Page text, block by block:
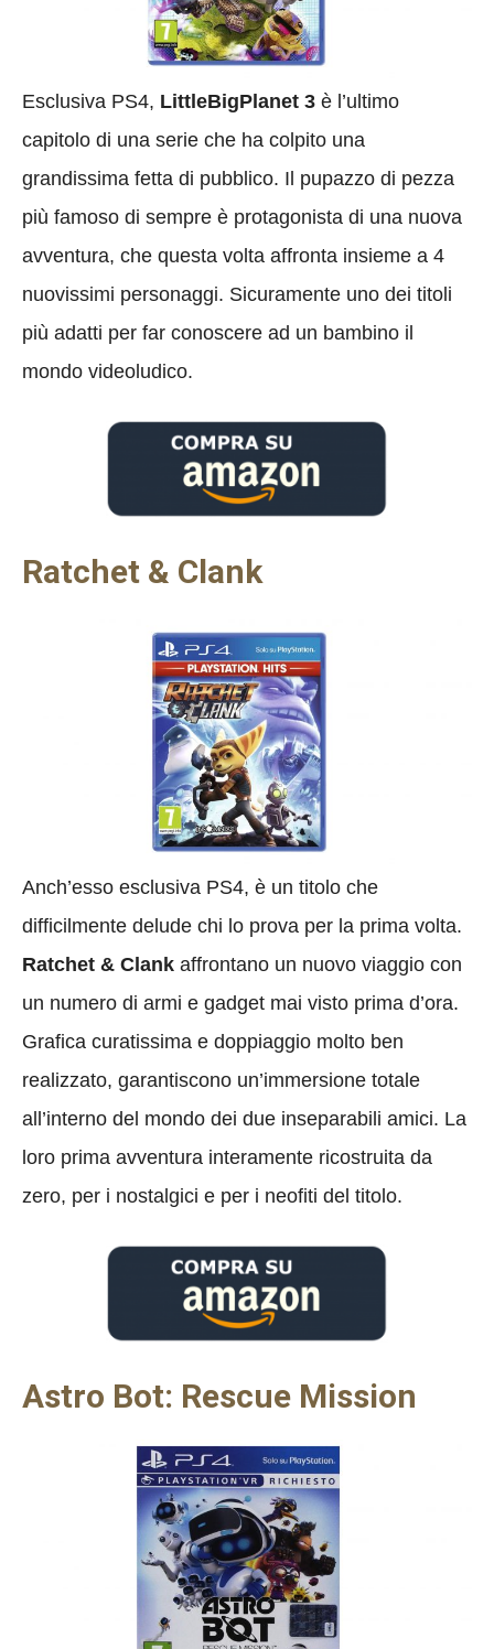
Esclusiva PS4, LittleBigPlanet 3 è l’ultimo
capitolo di una serie che ha colpito una
grandissima fetta di pubblico. Il pupazzo di pezza
più famoso di sempre è protagonista di una nuova
avventura, che questa volta affronta insieme a 4
nuovissimi personaggi. Sicuramente uno dei titoli
più adatti per far conoscere ad un bambino il
mondo videoludico.
Ratchet & Clank
Anch’esso esclusiva PS4, è un titolo che
difficilmente delude chi lo prova per la prima volta.
Ratchet & Clank affrontano un nuovo viaggio con
un numero di armi e gadget mai visto prima d’ora.
Grafica curatissima e doppiaggio molto ben
realizzato, garantiscono un’immersione totale
all’interno del mondo dei due inseparabili amici. La
loro prima avventura interamente ricostruita da
zero, per i nostalgici e per i neofiti del titolo.
Astro Bot: Rescue Mission